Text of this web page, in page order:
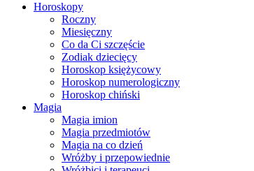
Horoskopy
Roczny
Miesięczny
Co da Ci szczęście
Zodiak dziecięcy
Horoskop księżycowy
Horoskop numerologiczny
Horoskop chiński
Magia
Magia imion
Magia przedmiotów
Magia na co dzień
Wróżby i przepowiednie